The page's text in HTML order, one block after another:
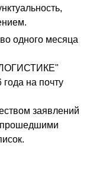
одного месяца
на почту
заявлений
прошедшими